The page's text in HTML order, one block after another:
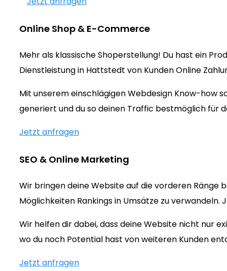
Online Shop & E-Commerce
Mehr als klassische Shoperstellung! Du hast ein
Dienstleistung in Hattstedt von Kunden Online
Mit unserem einschlägigen Webdesign Know-how
generiert und du so deinen Traffic bestmöglich für
Jetzt anfragen
SEO & Online Marketing
Wir bringen deine Website auf die vorderen Ränge
Möglichkeiten Rankings in Umsätze zu verwandeln.
Wir helfen dir dabei, dass deine Website nicht nur
wo du noch Potential hast von weiteren Kunden
Jetzt anfragen